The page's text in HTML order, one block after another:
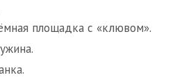
площадка с «клювом».